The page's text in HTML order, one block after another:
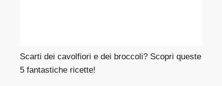
Scarti dei cavolfiori e dei broccoli? Scopri queste
5 fantastiche ricette!